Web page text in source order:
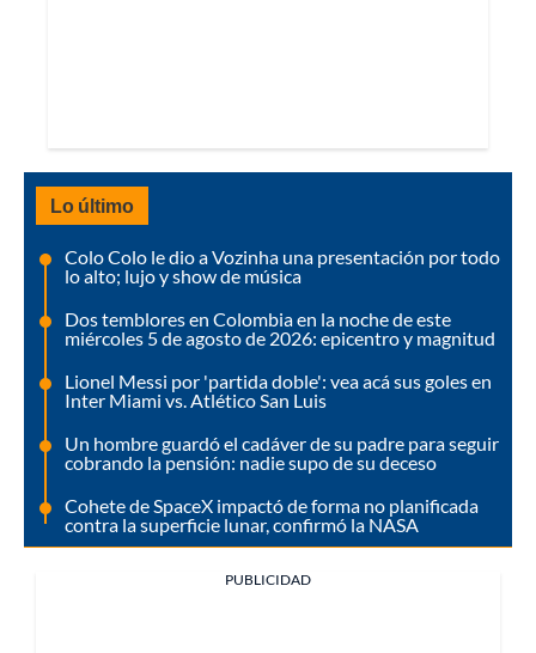
Lo último
Colo Colo le dio a Vozinha una presentación por todo
lo alto; lujo y show de música
Dos temblores en Colombia en la noche de este
miércoles 5 de agosto de 2026: epicentro y magnitud
Lionel Messi por 'partida doble': vea acá sus goles en
Inter Miami vs. Atlético San Luis
Un hombre guardó el cadáver de su padre para seguir
cobrando la pensión: nadie supo de su deceso
Cohete de SpaceX impactó de forma no planificada
contra la superficie lunar, confirmó la NASA
PUBLICIDAD